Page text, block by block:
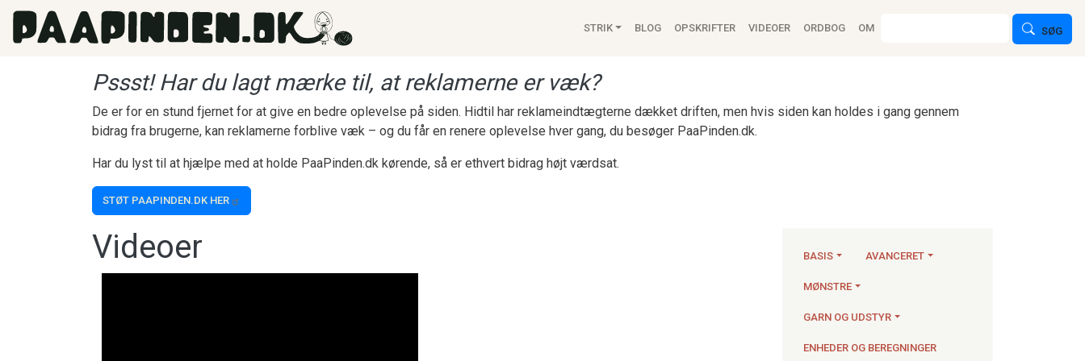
Gå til hovedindhold
Main navigation
STRIK BLOG OPSKRIFTER VIDEOER ORDBOG OM SØG
Pssst! Har du lagt mærke til, at reklamerne er væk?
De er for en stund fjernet for at give en bedre oplevelse på siden. Hidtil har reklameindtægterne dækket driften, men hvis siden kan holdes i gang gennem
bidrag fra brugerne, kan reklamerne forblive væk – og du får en renere oplevelse hver gang, du besøger PaaPinden.dk.
Har du lyst til at hjælpe med at holde PaaPinden.dk kørende, så er ethvert bidrag højt værdsat.
STØT PAAPINDEN.DK HER
Videoer BASIS AVANCERET
MØNSTRE
GARN OG UDSTYR
ENHEDER OG BEREGNINGER